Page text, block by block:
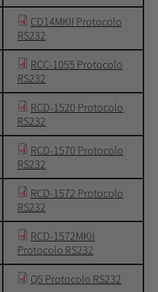
CD14MKII Protocolo
RS232
RCC-1055 Protocolo
RS232
RCD-1520 Protocolo
RS232
RCD-1570 Protocolo
RS232
RCD-1572 Protocolo
RS232
RCD-1572MKII
Protocolo RS232
Q5 Protocolo RS232